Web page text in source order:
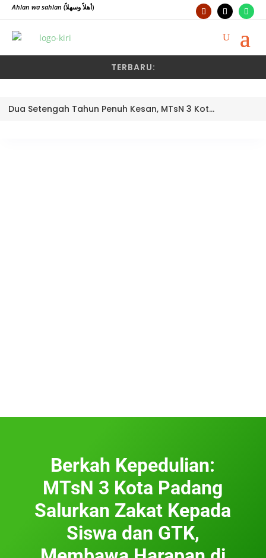
Ahlan wa sahlan (أهلاً وسهلاً)
TERBARU:
Dua Setengah Tahun Penuh Kesan, MTsN 3 Kota Padang Lepas Pengawas Pembina Dra. Nayusminar Nasrun
Berkah Kepedulian:
MTsN 3 Kota Padang
Salurkan Zakat Kepada
Siswa dan GTK,